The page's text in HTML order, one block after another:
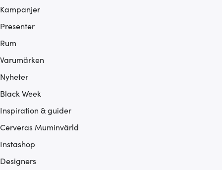
Kampanjer
Presenter
Rum
Varumärken
Nyheter
Black Week
Inspiration & guider
Cerveras Muminvärld
Instashop
Designers